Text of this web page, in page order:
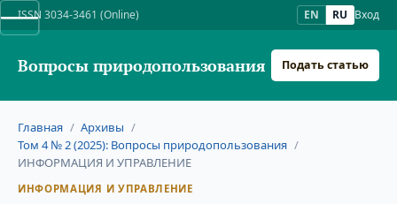
ISSN 3034-3461 (Online) EN RU Вход
Вопросы природопользования Подать статью
Главная / Архивы /
Том 4 № 2 (2025): Вопросы природопользования /
ИНФОРМАЦИЯ И УПРАВЛЕНИЕ
ИНФОРМАЦИЯ И УПРАВЛЕНИЕ